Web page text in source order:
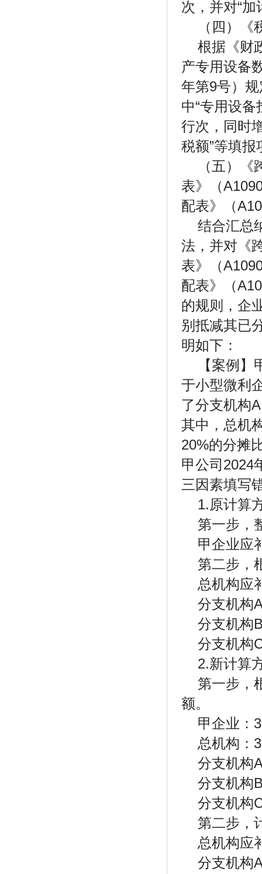
次，并对“
（四）
根据《财
产专用设备
年第9号）
中“专用设
行次，同时
税额”等填
（五）
表》（
配表》（
结合汇总
法，并对《
表》（
配表》（
的规则，企
别抵减其已
明如下：
【案例
于小型微利
了分支机构
其中，总机
20%的分摊
甲公司2024
三因素填写
1.原计算
第一步，
甲企业应
第二步，
总机构应
分支机构
分支机构
分支机构
2.新计算
第一步，
额。
甲企业：
总机构：
分支机构
分支机构
分支机构
第二步，
总机构应
分支机构